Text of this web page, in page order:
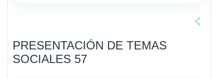
PRESENTACIÓN DE TEMAS
SOCIALES 57